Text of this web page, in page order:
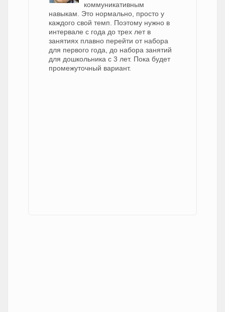
коммуникативным
навыкам. Это нормально, просто у
каждого свой темп. Поэтому нужно в
интервале с года до трех лет в
занятиях плавно перейти от набора
для первого года, до набора занятий
для дошкольника с 3 лет. Пока будет
промежуточный вариант.